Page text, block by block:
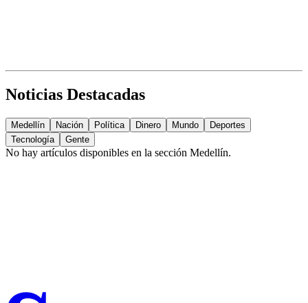
Noticias Destacadas
Medellín Nación Política Dinero Mundo
Deportes
Tecnología
Gente
No hay artículos disponibles en la sección Medellín.